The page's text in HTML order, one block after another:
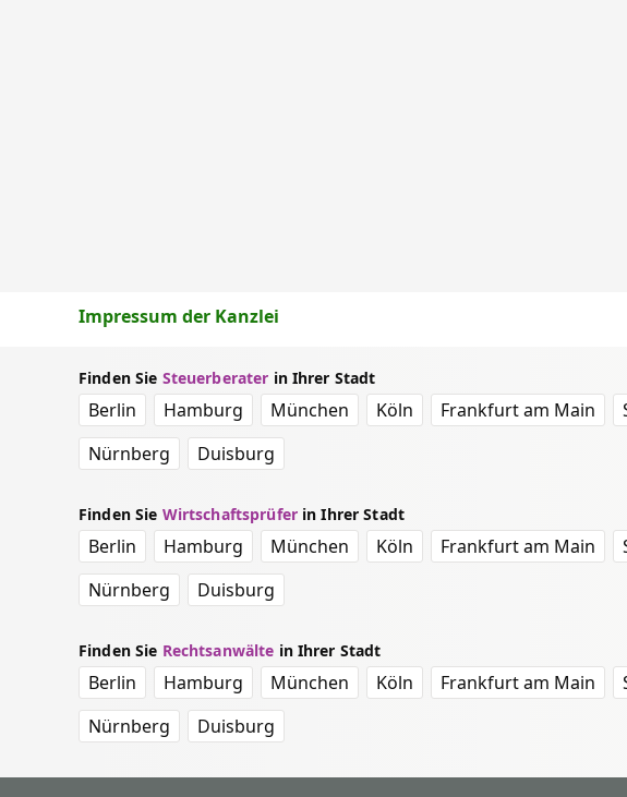
Impressum der Kanzlei
Finden Sie Steuerberater in Ihrer Stadt
Berlin Hamburg München Köln Frankfurt am Main
Nürnberg
Duisburg
Finden Sie Wirtschaftsprüferin Ihrer Stadt
Berlin Hamburg München Köln Frankfurt am Main
Nürnberg
Duisburg
Finden Sie Rechtsanwälte in Ihrer Stadt
Berlin Hamburg München Köln Frankfurt am Main
Nürnberg
Duisburg